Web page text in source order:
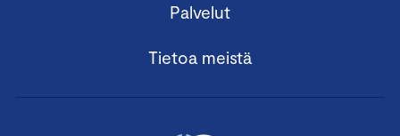
Palvelut
Tietoa meistä